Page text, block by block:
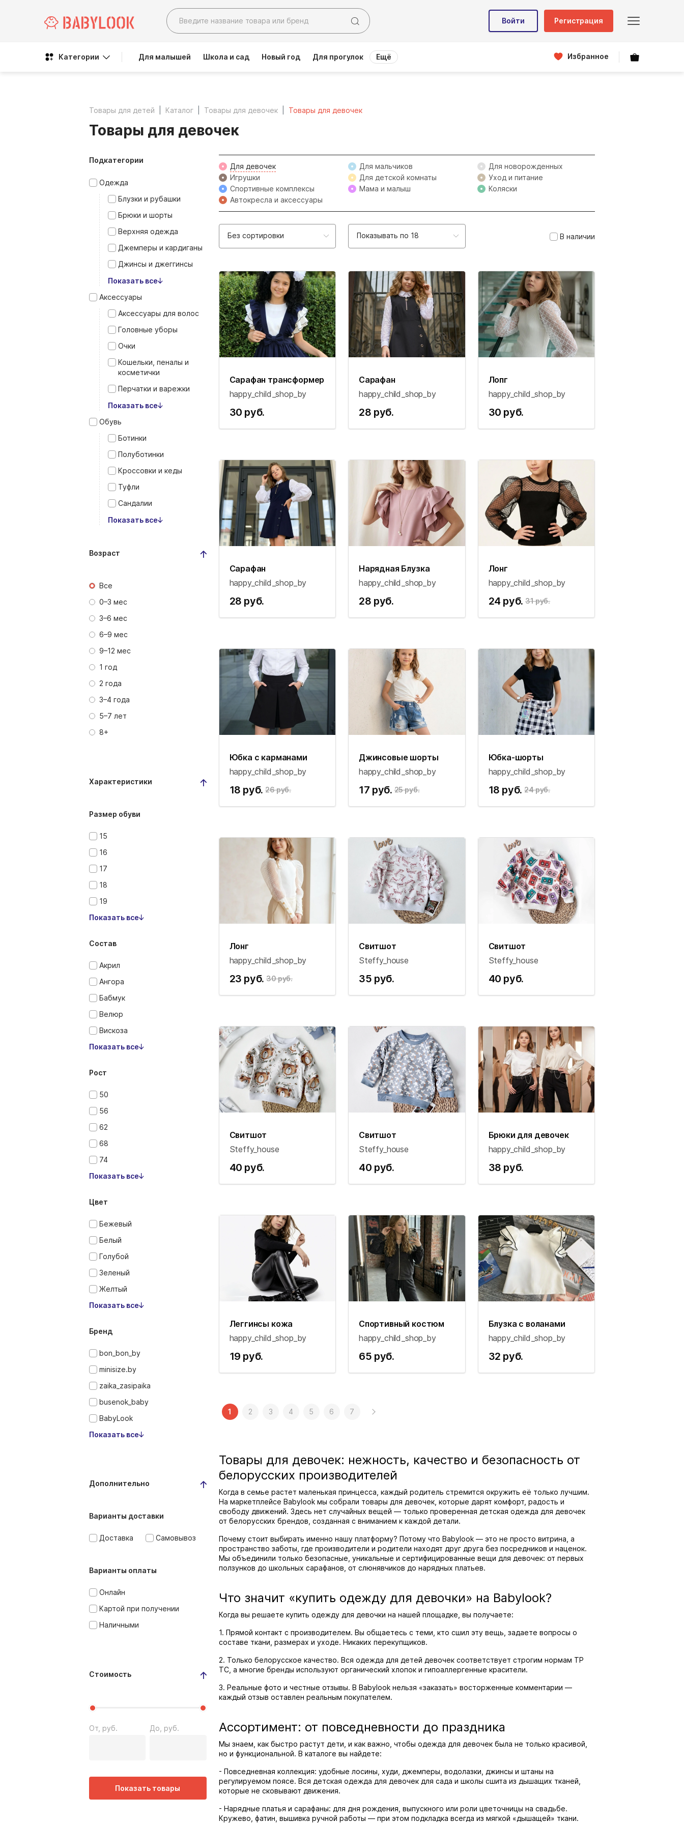
Войти Регистрация
Категории Для малышей Школа и сад Новый год Для прогулок Ещё Избранное
Товары для детей Каталог Товары для девочек Товары для девочек
Товары для девочек
Подкатегории
Одежда
Блузки и рубашки
Брюки и шорты
Верхняя одежда
Джемперы и кардиганы
Джинсы и джеггинсы
Показать все
Аксессуары
Аксессуары для волос
Головные уборы
Очки
Кошельки, пеналы и
косметички
Перчатки и варежки
Показать все
Обувь
Ботинки
Полуботинки
Кроссовки и кеды
Туфли
Сандалии
Показать все
Возраст
Все
0–3 мес
3–6 мес
6–9 мес
9–12 мес
1 год
2 года
3–4 года
5–7 лет
8+
Характеристики
Размер обуви
15
16
17
18
19
Показать все
Состав
Акрил
Ангора
Бабмук
Велюр
Вискоза
Показать все
Рост
50
56
62
68
74
Показать все
Цвет
Бежевый
Белый
Голубой
Зеленый
Желтый
Показать все
Бренд
bon_bon_by
minisize.by
zaika_zasipaika
busenok_baby
BabyLook
Показать все
Дополнительно
Варианты доставки
Доставка Самовывоз
Варианты оплаты
Онлайн
Картой при получении
Наличными
Стоимость
От, руб. До, руб.
Показать товары
Для девочек Для мальчиков
Для новорожденных
Игрушки
Для детской комнаты
Уход и питание
Спортивные комплексы
Мама и малыш
Коляски
Автокресла и аксессуары
Без сортировки Показывать по 18 В наличии
Сарафан трансформер
happy_child_shop_by
30 руб.
Сарафан
happy_child_shop_by
28 руб.
Лопг
happy_child_shop_by
30 руб.
Сарафан
happy_child_shop_by
28 руб.
Нарядная Блузка
happy_child_shop_by
28 руб.
Лонг
happy_child_shop_by
24 руб. 31 руб.
Юбка с карманами
happy_child_shop_by
18 руб. 26 руб.
Джинсовые шорты
happy_child_shop_by
17 руб. 25 руб.
Юбка-шорты
happy_child_shop_by
18 руб. 24 руб.
Лонг
happy_child_shop_by
23 руб. 30 руб.
Свитшот
Steffy_house
35 руб.
Свитшот
Steffy_house
40 руб.
Свитшот
Steffy_house
40 руб.
Свитшот
Steffy_house
40 руб.
Брюки для девочек
happy_child_shop_by
38 руб.
Леггинсы кожа
happy_child_shop_by
19 руб.
Спортивный костюм
happy_child_shop_by
65 руб.
Блузка с воланами
happy_child_shop_by
32 руб.
1 2 3 4 5 6 7
Товары для девочек: нежность, качество и безопасность от
белорусских производителей
Когда в семье растет маленькая принцесса, каждый родитель стремится окружить её только лучшим.
На маркетплейсе Babylook мы собрали товары для девочек, которые дарят комфорт, радость и
свободу движений. Здесь нет случайных вещей — только проверенная детская одежда для девочек
от белорусских брендов, созданная с вниманием к каждой детали.
Почему стоит выбирать именно нашу платформу? Потому что Babylook — это не просто витрина, а
пространство заботы, где производители и родители находят друг друга без посредников и наценок.
Мы объединили только безопасные, уникальные и сертифицированные вещи для девочек: от первых
ползунков до школьных сарафанов, от слюнявчиков до нарядных платьев.
Что значит «купить одежду для девочки» на Babylook?
Когда вы решаете купить одежду для девочки на нашей площадке, вы получаете:
1. Прямой контакт с производителем. Вы общаетесь с теми, кто сшил эту вещь, задаете вопросы о
составе ткани, размерах и уходе. Никаких перекупщиков.
2. Только белорусское качество. Вся одежда для детей девочек соответствует строгим нормам ТР
ТС, а многие бренды используют органический хлопок и гипоаллергенные красители.
3. Реальные фото и честные отзывы. В Babylook нельзя «заказать» восторженные комментарии —
каждый отзыв оставлен реальным покупателем.
Ассортимент: от повседневности до праздника
Мы знаем, как быстро растут дети, и как важно, чтобы одежда для девочек была не только красивой,
но и функциональной. В каталоге вы найдете:
- Повседневная коллекция: удобные лосины, худи, джемперы, водолазки, джинсы и штаны на
регулируемом поясе. Вся детская одежда для девочек для сада и школы сшита из дышащих тканей,
которые не сковывают движения.
- Нарядные платья и сарафаны: для дня рождения, выпускного или роли цветочницы на свадьбе.
Кружево, фатин, вышивка ручной работы — при этом подкладка всегда из мягкой «дышащей» ткани.